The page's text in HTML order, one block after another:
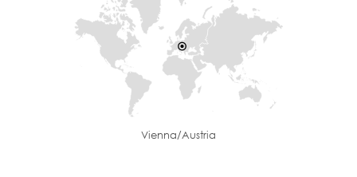
Vienna/Austria